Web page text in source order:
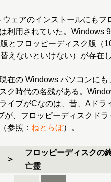
ェアのインストールにもフ
利用されていた。Windows
とフロッピーディスク版（
えないといけない）が存在し
在の Windows パソコンにも
ク時代の名残がある。
イブがCなのは、昔、Aドラ
が、フロッピーディスクドラ
参照： ねとらぼ）。
フロッピーディスクの
亡霊